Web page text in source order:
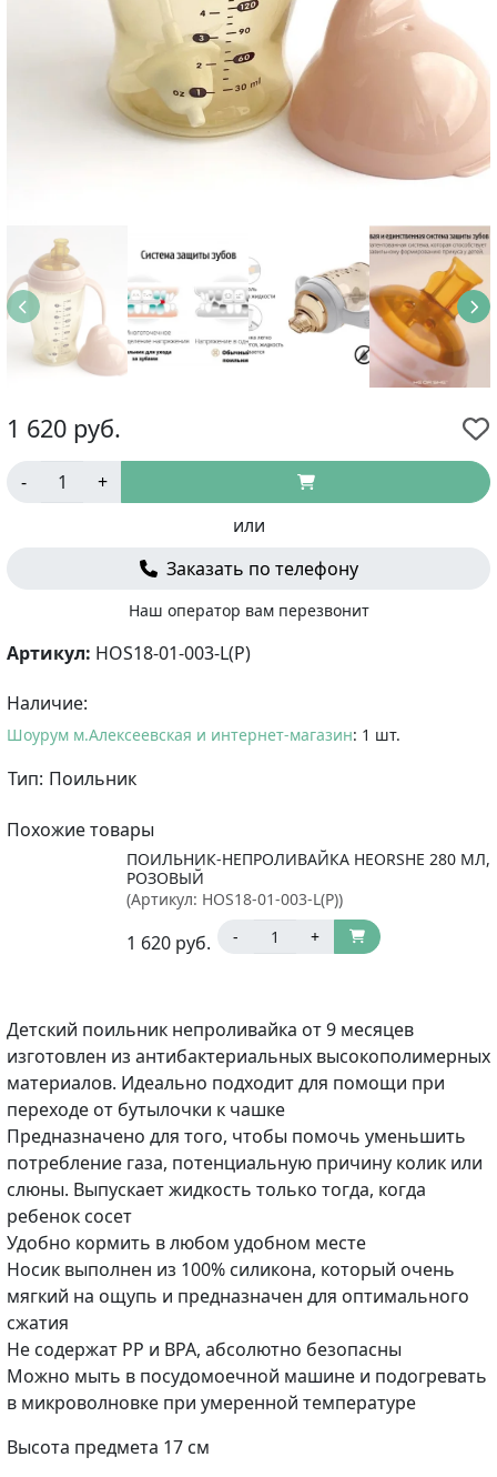
1 620 руб.
-
+
или
Заказать по телефону
Наш оператор вам перезвонит
Артикул: HOS18-01-003-L(P)
Наличие:
Шоурум м.Алексеевская и интернет-магазин: 1 шт.
Тип: Поильник
Похожие товары
ПОИЛЬНИК-НЕПРОЛИВАЙКА HEORSHE 280 МЛ,
РОЗОВЫЙ
(Артикул: HOS18-01-003-L(P))
1 620 руб. - +
Детский поильник непроливайка от 9 месяцев
изготовлен из антибактериальных высокополимерных
материалов. Идеально подходит для помощи при
переходе от бутылочки к чашке
Предназначено для того, чтобы помочь уменьшить
потребление газа, потенциальную причину колик или
слюны. Выпускает жидкость только тогда, когда
ребенок сосет
Удобно кормить в любом удобном месте
Носик выполнен из 100% силикона, который очень
мягкий на ощупь и предназначен для оптимального
сжатия
Не содержат РР и ВРА, абсолютно безопасны
Можно мыть в посудомоечной машине и подогревать
в микроволновке при умеренной температуре
Высота предмета 17 см